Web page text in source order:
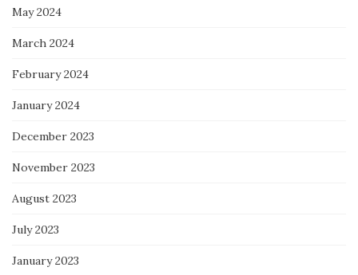
May 2024
March 2024
February 2024
January 2024
December 2023
November 2023
August 2023
July 2023
January 2023